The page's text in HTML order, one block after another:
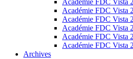
Académie FDC Vista
Académie FDC Vista
Académie FDC Vista
Académie FDC Vista
Académie FDC Vista
Académie FDC Vista
Archives